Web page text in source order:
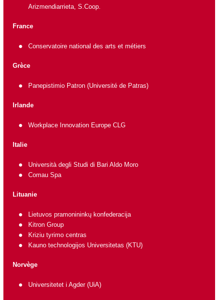
Arizmendiarrieta, S.Coop.
France
Conservatoire national des arts et métiers
Grèce
Panepistimio Patron (Université de Patras)
Irlande
Workplace Innovation Europe CLG
Italie
Università degli Studi di Bari Aldo Moro
Comau Spa
Lituanie
Lietuvos pramonininkų konfederacija
Kitron Group
Kriziu tyrimo centras
Kauno technologijos Universitetas (KTU)
Norvège
Universitetet i Agder (UiA)